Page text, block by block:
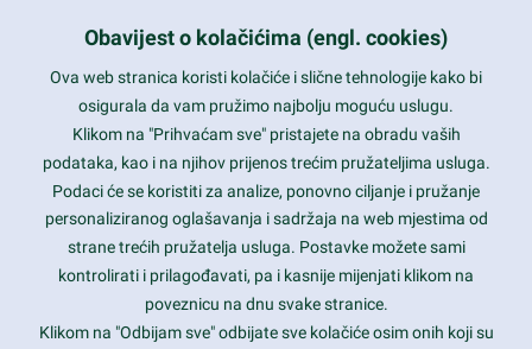
Latest trends and much more...
Contact Info
1600 Amphitheatre Parkway, Mountain View, CA 94043
prothemes.net@gmail.com
Obavijest o kolačićima (engl. cookies)
Ova web stranica koristi kolačiće i slične tehnologije kako bi
osigurala da vam pružimo najbolju moguću uslugu.
Klikom na "Prihvaćam sve" pristajete na obradu vaših
podataka, kao i na njihov prijenos trećim pružateljima usluga.
Podaci će se koristiti za analize, ponovno ciljanje i pružanje
personaliziranog oglašavanja i sadržaja na web mjestima od
strane trećih pružatelja usluga. Postavke možete sami
kontrolirati i prilagođavati, pa i kasnije mijenjati klikom na
poveznicu na dnu svake stranice.
Klikom na "Odbijam sve" odbijate sve kolačiće osim onih koji su